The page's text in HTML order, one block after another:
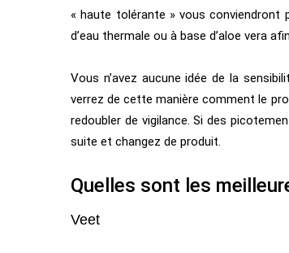
« haute tolérante » vous conviendront
d’eau thermale ou à base d’aloe vera
Vous n’avez aucune idée de la
verrez de cette manière comment le
redoubler de vigilance. Si des
suite et changez de produit.
Quelles sont les
Veet